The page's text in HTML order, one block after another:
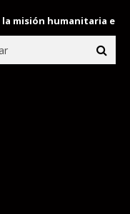
humanitaria enviada